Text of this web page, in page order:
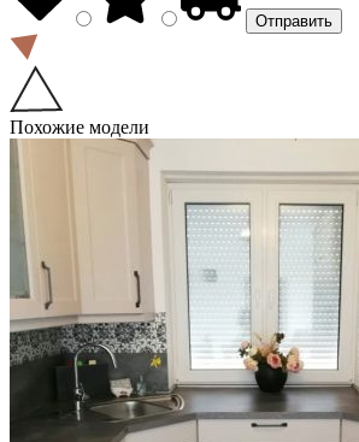
Похожие модели